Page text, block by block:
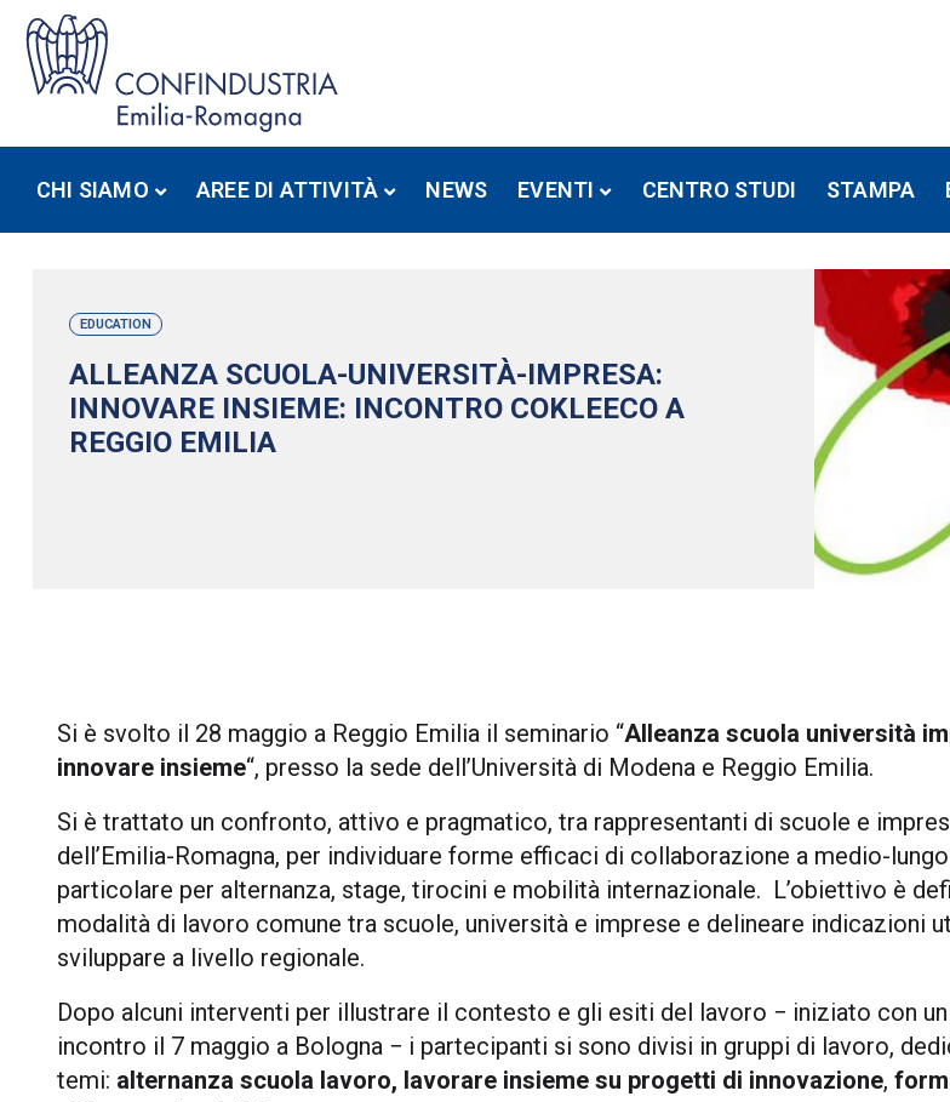
CHI SIAMO AREE DI ATTIVITÀ NEWS EVENTI CENTRO STUDI STAMPA
EDUCATION
ALLEANZA SCUOLA-UNIVERSITÀ-IMPRESA:
INNOVARE INSIEME: INCONTRO COKLEECO A
REGGIO EMILIA
Si è svolto il 28 maggio a Reggio Emilia il seminario “Alleanza scuola università
innovare insieme“, presso la sede dell’Università di Modena e Reggio Emilia.
Si è trattato un confronto, attivo e pragmatico, tra rappresentanti di scuole e
dell’Emilia-Romagna, per individuare forme efficaci di collaborazione a medio-
particolare per alternanza, stage, tirocini e mobilità internazionale. L’obiettivo è
modalità di lavoro comune tra scuole, università e imprese e delineare indicazioni
sviluppare a livello regionale.
Dopo alcuni interventi per illustrare il contesto e gli esiti del lavoro − iniziato con
incontro il 7 maggio a Bologna − i partecipanti si sono divisi in gruppi di lavoro,
temi: alternanza scuola lavoro, lavorare insieme su progetti di innovazione,